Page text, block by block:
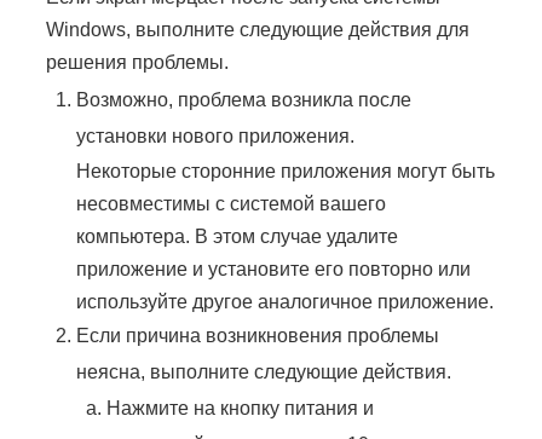
с
Windows, выполните следующие действия для
решения проблемы.
Возможно, проблема возникла после
установки нового приложения.
Некоторые сторонние приложения могут быть
несовместимы с системой вашего
компьютера. В этом случае удалите
приложение и установите его повторно или
используйте другое аналогичное приложение.
Если причина возникновения проблемы
неясна, выполните следующие действия.
Нажмите на кнопку питания и